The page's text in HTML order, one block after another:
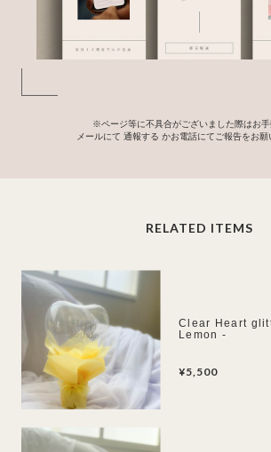
※ページ等に不具合がございました際はお
メールにて 通報する かお電話にてご報告をお願
RELATED ITEMS
Clear Heart
Lemon -
¥5,500